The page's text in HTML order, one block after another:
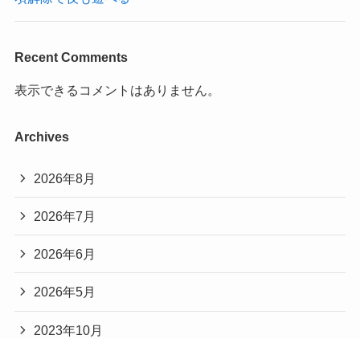
Recent Comments
表示できるコメントはありません。
Archives
2026年8月
2026年7月
2026年6月
2026年5月
2023年10月